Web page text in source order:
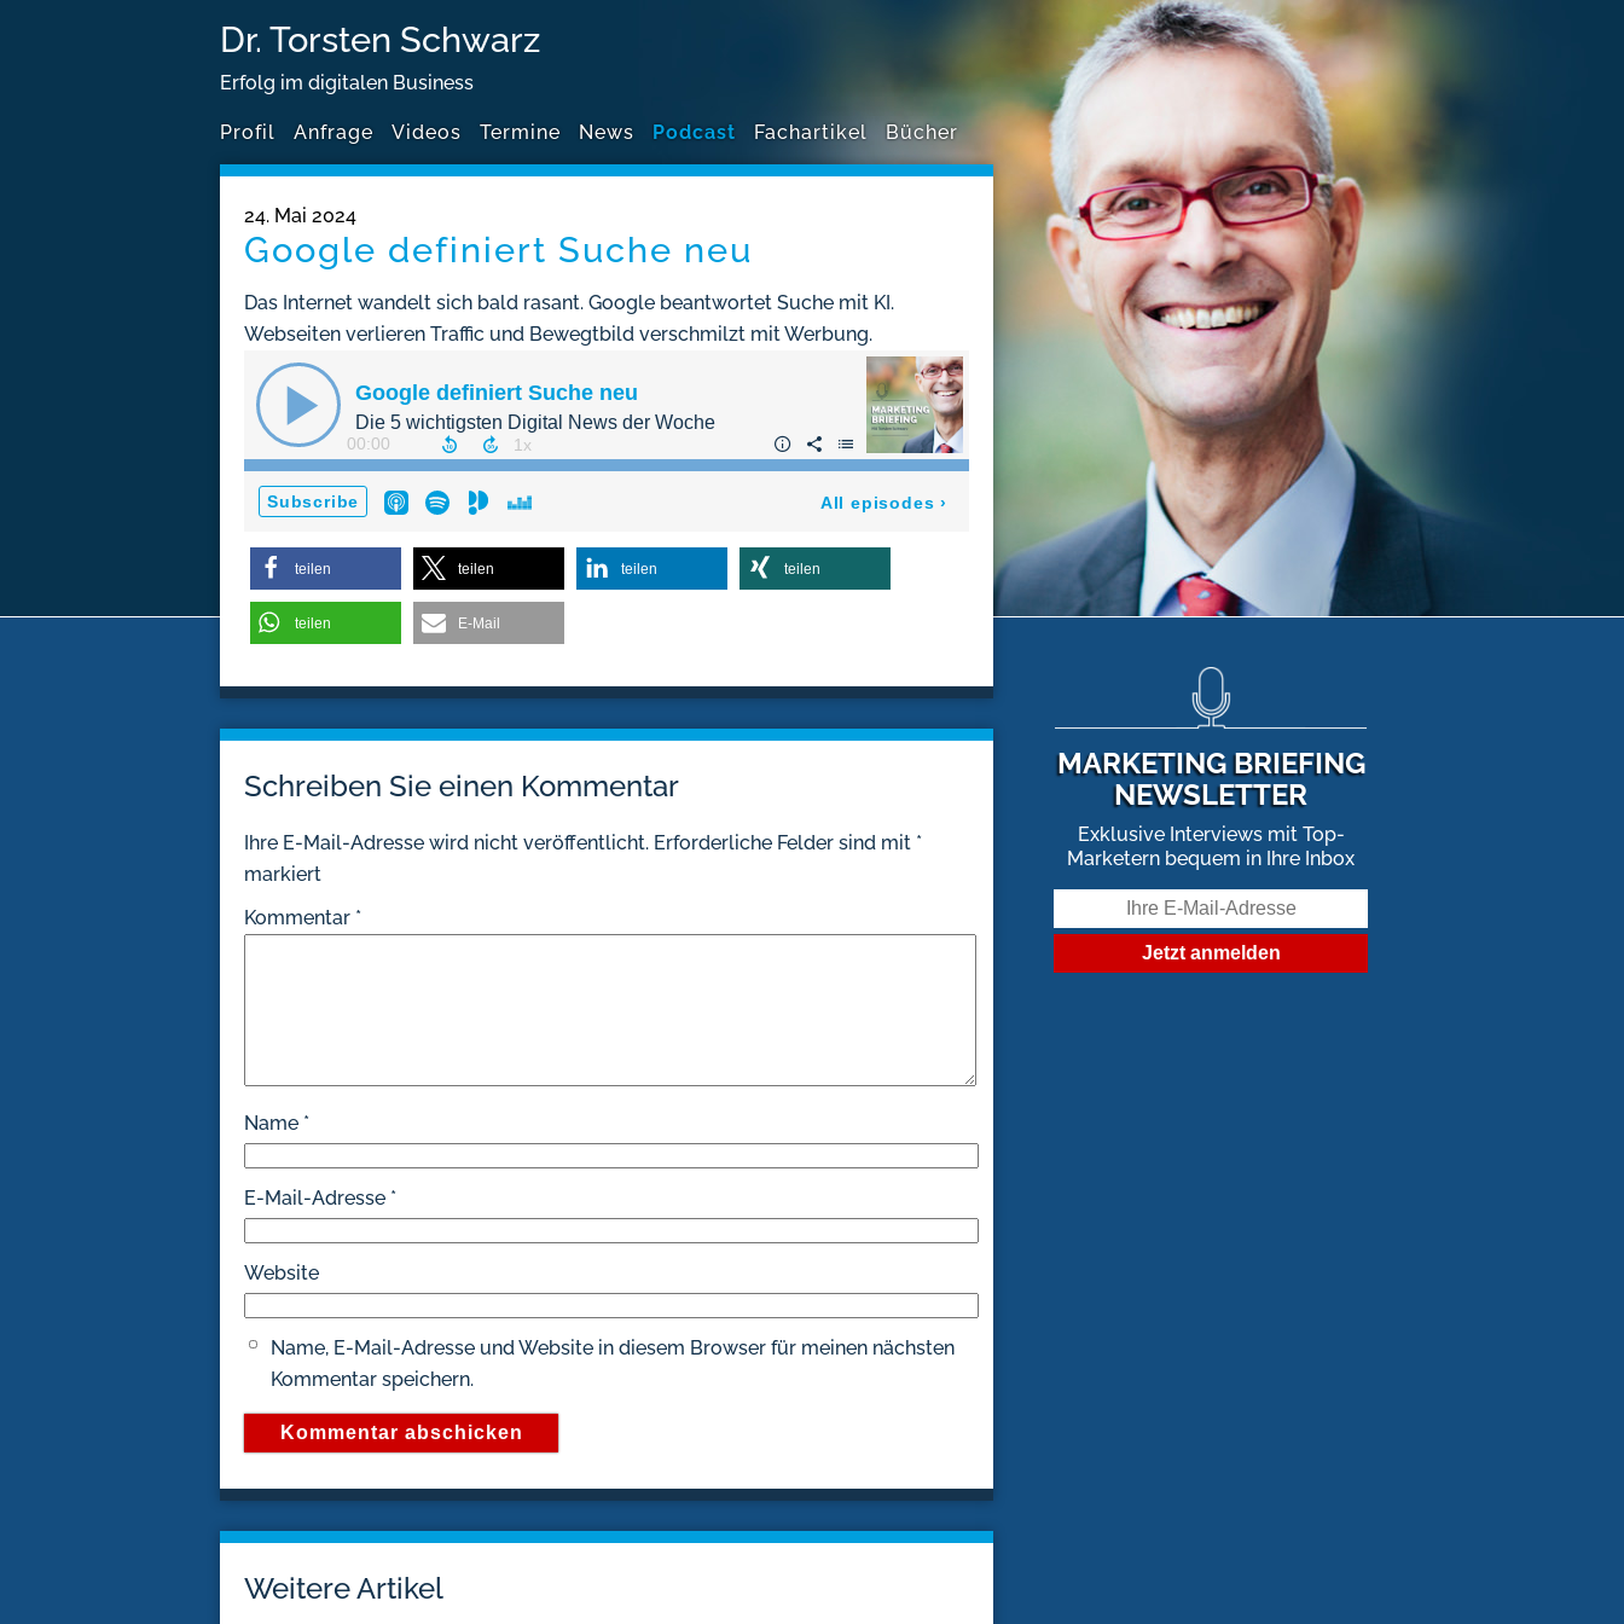
Dr. Torsten Schwarz
Erfolg im digitalen Business
Profil Anfrage Videos Termine News Podcast Fachartikel Bücher
24. Mai 2024
Google definiert Suche neu
Das Internet wandelt sich bald rasant. Google beantwortet Suche mit KI.
Webseiten verlieren Traffic und Bewegtbild verschmilzt mit Werbung.
teilen teilen teilen teilen
teilen E-Mail
Schreiben Sie einen Kommentar
Ihre E-Mail-Adresse wird nicht veröffentlicht. Erforderliche Felder sind mit *
markiert
Kommentar *
Name *
E-Mail-Adresse *
Website
Name, E-Mail-Adresse und Website in diesem Browser für meinen nächsten
Kommentar speichern.
Weitere Artikel
MARKETING BRIEFING
NEWSLETTER
Exklusive Interviews mit Top-
Marketern bequem in Ihre Inbox